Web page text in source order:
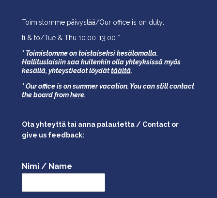
Toimistomme päivystää/Our office is on duty:
ti & to/Tue & Thu 10.00-13.00 *
* Toimistomme on toistaiseksi kesälomalla.
Hallituslaisiin saa kuitenkin olla yhteyksissä myös
kesällä, yhteystiedot löydättäältä.
* Our office is on summer vacation. You can still contact
the board fromhere.
Ota yhteyttä tai anna palautetta / Contact or
give us feedback:
Nimi / Name